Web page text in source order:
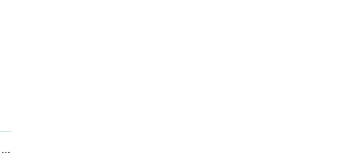
Er livreddende førstehjelp A Krav til helsepersonell